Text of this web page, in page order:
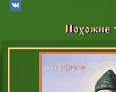
Похожие